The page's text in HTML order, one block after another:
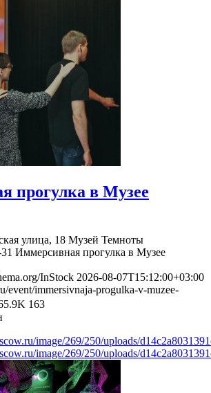
прогулка в Музее
улица, 18 Музей Темноты
Иммерсивная прогулка в Музее
InStock 2026-08-07T15:12:00+03:00
event/immersivnaja-progulka-v-muzee-
163
image/269/250/uploads/
image/269/250/uploads/